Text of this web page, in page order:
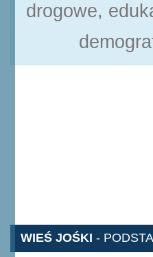
drogowe,
WIEŚ JOŚKI -